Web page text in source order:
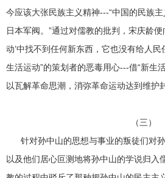
今应该大张民族主义精神---“中国的民族
日本军阀。”通过对儒教的批判，宋庆龄便
动’中找不到任何新东西，它也没有给人民
生活运动”的策划者的恶毒用心---借“新生活
以瓦解革命思潮，消弥革命运动达到维护
（三）
针对孙中山的思想与事业的叛徒们对
以及他们居心叵测地将孙中山的学说归入